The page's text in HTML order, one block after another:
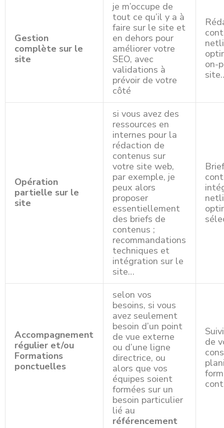
Gestion
complète sur le
site
je m’occupe de
tout ce qu’il y a à
faire sur le site et
en dehors pour
améliorer votre
SEO, avec
validations à
prévoir de votre
côté
on-
Opération
partielle sur le
site
si vous avez des
ressources en
internes pour la
rédaction de
contenus sur
votre site web,
par exemple, je
peux alors
proposer
essentiellement
des briefs de
contenus ;
recommandations
techniques et
intégration sur le
site…
Accompagnement
régulier et/ou
Formations
ponctuelles
selon vos
besoins, si vous
avez seulement
besoin d’un point
de vue externe
ou d’une ligne
directrice, ou
alors que vos
équipes soient
formées sur un
besoin particulier
lié au
référencement
de